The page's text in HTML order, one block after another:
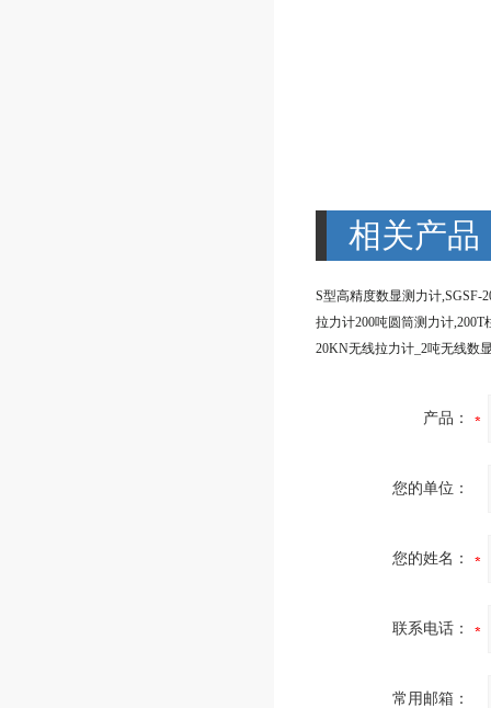
相关产品
产品：
您的单位：
您的姓名：
联系电话：
常用邮箱：